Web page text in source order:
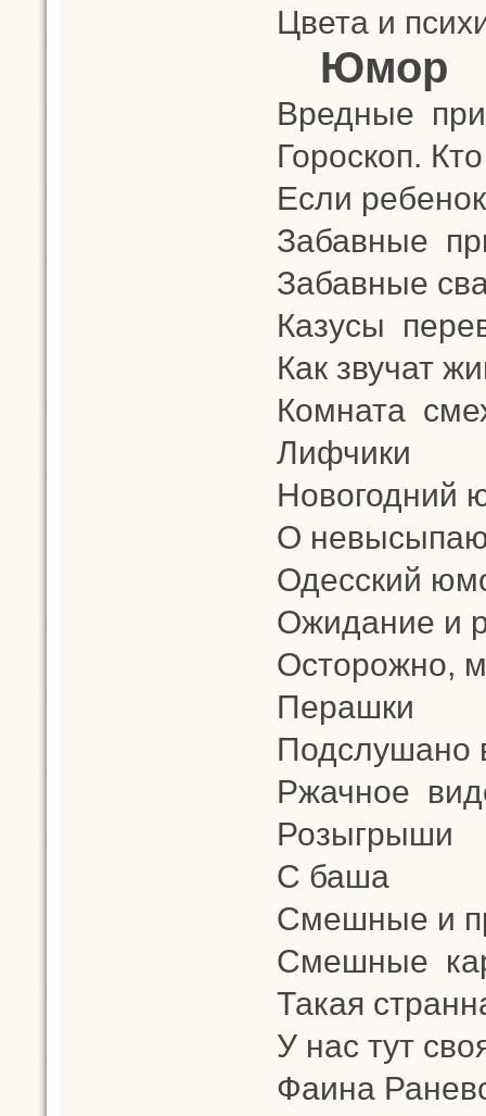
Цвета и
Юмор
Вредные
Гороскоп.
Если
Забавные
Забавные
Казусы
Как звучат
Комната
Лифчики
Новогодний
О
Одесский
Ожидание и
Осторожно,
Перашки
Подслушано
Ржачное
Розыгрыши
С баша
Смешные и
Смешные
Такая
У нас тут
Фаина